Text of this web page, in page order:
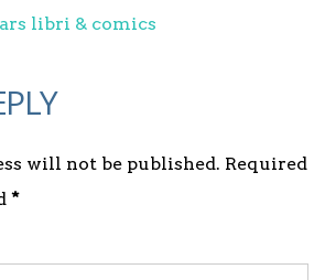
libri & comics
will not be published. Required
*